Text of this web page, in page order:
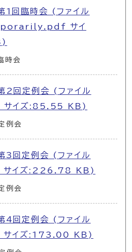
1回臨時会 (ファイル
サイ
時会
2回定例会 (ファイル
イズ:85.55 KB)
例会
3回定例会 (ファイル
イズ:226.78 KB)
例会
4回定例会 (ファイル
イズ:173.00 KB)